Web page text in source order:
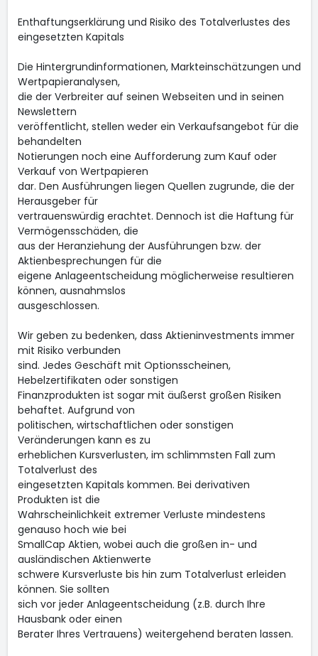
Enthaftungserklärung und Risiko des Totalverlustes des
eingesetzten Kapitals
Die Hintergrundinformationen, Markteinschätzungen und
Wertpapieranalysen,
die der Verbreiter auf seinen Webseiten und in seinen
Newslettern
veröffentlicht, stellen weder ein Verkaufsangebot für die
behandelten
Notierungen noch eine Aufforderung zum Kauf oder
Verkauf von Wertpapieren
dar. Den Ausführungen liegen Quellen zugrunde, die der
Herausgeber für
vertrauenswürdig erachtet. Dennoch ist die Haftung für
Vermögensschäden, die
aus der Heranziehung der Ausführungen bzw. der
Aktienbesprechungen für die
eigene Anlageentscheidung möglicherweise resultieren
können, ausnahmslos
ausgeschlossen.
Wir geben zu bedenken, dass Aktieninvestments immer
mit Risiko verbunden
sind. Jedes Geschäft mit Optionsscheinen,
Hebelzertifikaten oder sonstigen
Finanzprodukten ist sogar mit äußerst großen Risiken
behaftet. Aufgrund von
politischen, wirtschaftlichen oder sonstigen
Veränderungen kann es zu
erheblichen Kursverlusten, im schlimmsten Fall zum
Totalverlust des
eingesetzten Kapitals kommen. Bei derivativen
Produkten ist die
Wahrscheinlichkeit extremer Verluste mindestens
genauso hoch wie bei
SmallCap Aktien, wobei auch die großen in- und
ausländischen Aktienwerte
schwere Kursverluste bis hin zum Totalverlust erleiden
können. Sie sollten
sich vor jeder Anlageentscheidung (z.B. durch Ihre
Hausbank oder einen
Berater Ihres Vertrauens) weitergehend beraten lassen.